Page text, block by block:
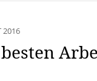
2016